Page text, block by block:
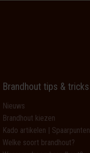
Brandhout tips & tricks
Nieuws
Brandhout kiezen
Kado artikelen | Spaarpunten
Welke soort brandhout?